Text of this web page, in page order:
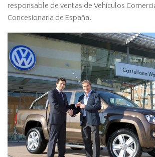
responsable de ventas de Vehículos
Concesionaria de España.